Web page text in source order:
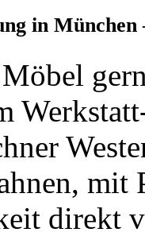
in
mit
direkt